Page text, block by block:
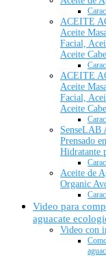
ACEITE
Aceite
Facial,
Aceite
ACEITE
Aceite
Facial,
Aceite
SenseLAB
Prensado
Hidratante
Aceite de
Organic
Video para
aguacate
Video con